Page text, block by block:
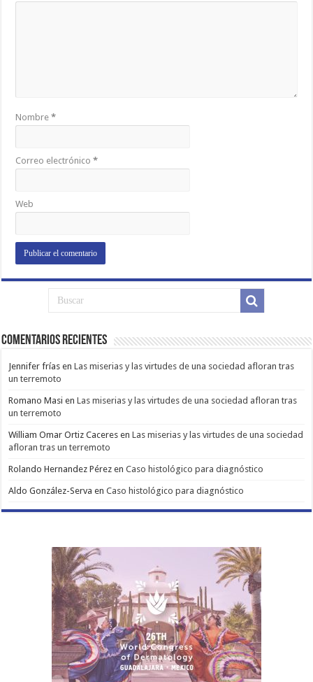
Nombre*
Correo electrónico*
Web
Comentarios Recientes
Jennifer frías enLas miserias y las virtudes de una sociedad afloran tras
un terremoto
Romano Masi enLas miserias y las virtudes de una sociedad afloran tras
un terremoto
William Omar Ortiz Caceres enLas miserias y las virtudes de una sociedad
afloran tras un terremoto
Rolando Hernandez Pérez enCaso histológico para diagnóstico
Aldo González-Serva enCaso histológico para diagnóstico